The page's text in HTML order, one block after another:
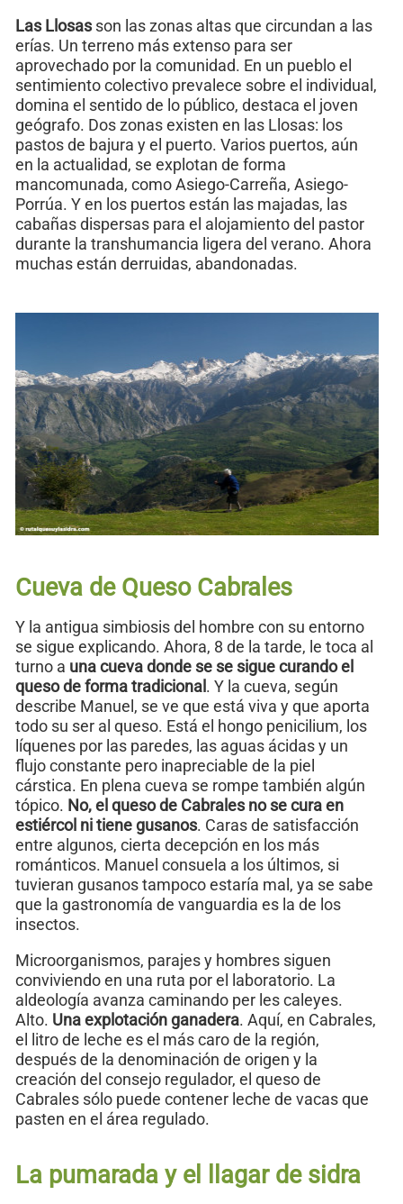
Las Llosasson las zonas altas que circundan a las
erías. Un terreno más extenso para ser
aprovechado por la comunidad. En un pueblo el
sentimiento colectivo prevalece sobre el individual,
domina el sentido de lo público, destaca el joven
geógrafo. Dos zonas existen en las Llosas: los
pastos de bajura y el puerto. Varios puertos, aún
en la actualidad, se explotan de forma
mancomunada, como Asiego-Carreña, Asiego-
Porrúa. Y en los puertos están las majadas, las
cabañas dispersas para el alojamiento del pastor
durante la transhumancia ligera del verano. Ahora
muchas están derruidas, abandonadas.
Cueva de Queso Cabrales
Y la antigua simbiosis del hombre con su entorno
se sigue explicando. Ahora, 8 de la tarde, le toca al
turno a una cueva donde se se sigue curando el
queso de forma tradicional . Y la cueva, según
describe Manuel, se ve que está viva y que aporta
todo su ser al queso. Está el hongo penicilium, los
líquenes por las paredes, las aguas ácidas y un
flujo constante pero inapreciable de la piel
cárstica. En plena cueva se rompe también algún
tópico. No, el queso de Cabrales no se cura en
estiércol ni tiene gusanos. Caras de satisfacción
entre algunos, cierta decepción en los más
románticos. Manuel consuela a los últimos, si
tuvieran gusanos tampoco estaría mal, ya se sabe
que la gastronomía de vanguardia es la de los
insectos.
Microorganismos, parajes y hombres siguen
conviviendo en una ruta por el laboratorio. La
aldeología avanza caminando per les caleyes.
Alto. Una explotación ganadera. Aquí, en Cabrales,
el litro de leche es el más caro de la región,
después de la denominación de origen y la
creación del consejo regulador, el queso de
Cabrales sólo puede contener leche de vacas que
pasten en el área regulado.
La pumarada y el llagar de sidra